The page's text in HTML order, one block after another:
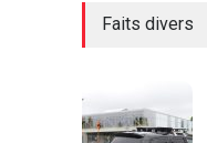
Faits divers